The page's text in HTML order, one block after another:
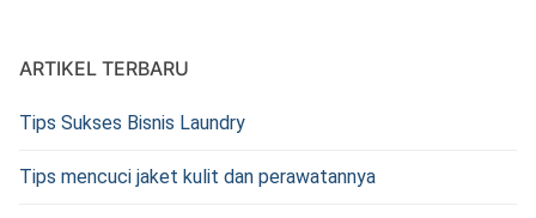
ARTIKEL TERBARU
Tips Sukses Bisnis Laundry
Tips mencuci jaket kulit dan perawatannya